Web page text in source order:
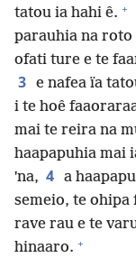
tatou ia hahi ê. +
parauhia na roto
ofati ture e te
3 e nafea ïa
i te hoê
mai te reira na
haapapuhia mai
ˈna, 4 a
semeio, te ohipa
rave rau e te
hinaaro. +